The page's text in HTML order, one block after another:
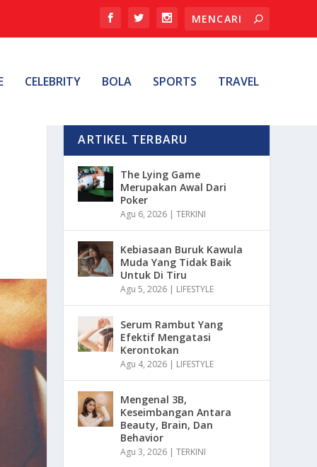
CELEBRITY BOLA SPORTS TRAVEL
ARTIKEL TERBARU
The Lying Game
Merupakan Awal Dari
Poker
Agu 6, 2026 |TERKINI
Kebiasaan Buruk Kawula
Muda Yang Tidak Baik
Untuk Di Tiru
Agu 5, 2026 | LIFESTYLE
Serum Rambut Yang
Efektif Mengatasi
Kerontokan
Agu 4, 2026 | LIFESTYLE
Mengenal 3B,
Keseimbangan Antara
Beauty, Brain, Dan
Behavior
Agu 3, 2026 |TERKINI